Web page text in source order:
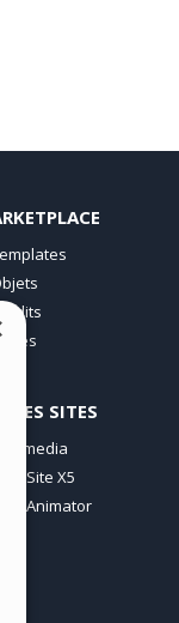
Crédits
SITES
Incomedia
WebSite X5
WebAnimator